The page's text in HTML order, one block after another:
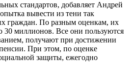
стандартов, добавляет Андрей
вывести из тени так
граждан. По разным оценкам, их
30 миллионов. Все они пользуются
получают при достижении
При этом, по оценке
защиты, ежегодно